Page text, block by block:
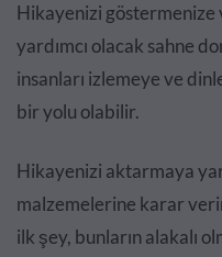
Hikayenizi göstermenize
yardımcı olacak sahne
insanları izlemeye ve
bir yolu olabilir.
Hikayenizi aktarmaya
malzemelerine karar
ilk şey, bunların alakalı